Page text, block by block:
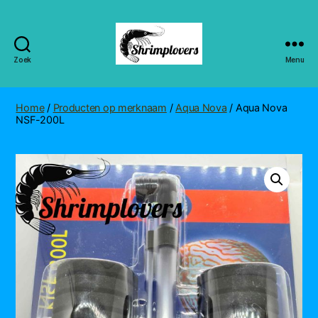
Zoek Menu
Home/ Producten op merknaam /Aqua Nova / Aqua Nova
NSF-200L